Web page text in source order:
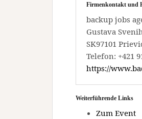
Firmenkontakt und
backup jobs
Gustava
SK97101
Telefon: +421
https://
Weiterführende Links
Zum Event